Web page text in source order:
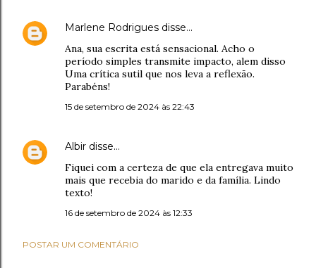
Marlene Rodrigues disse…
Ana, sua escrita está sensacional. Acho o
período simples transmite impacto, alem disso
Uma crítica sutil que nos leva a reflexão.
Parabéns!
15 de setembro de 2024 às 22:43
Albir disse…
Fiquei com a certeza de que ela entregava muito
mais que recebia do marido e da família. Lindo
texto!
16 de setembro de 2024 às 12:33
POSTAR UM COMENTÁRIO